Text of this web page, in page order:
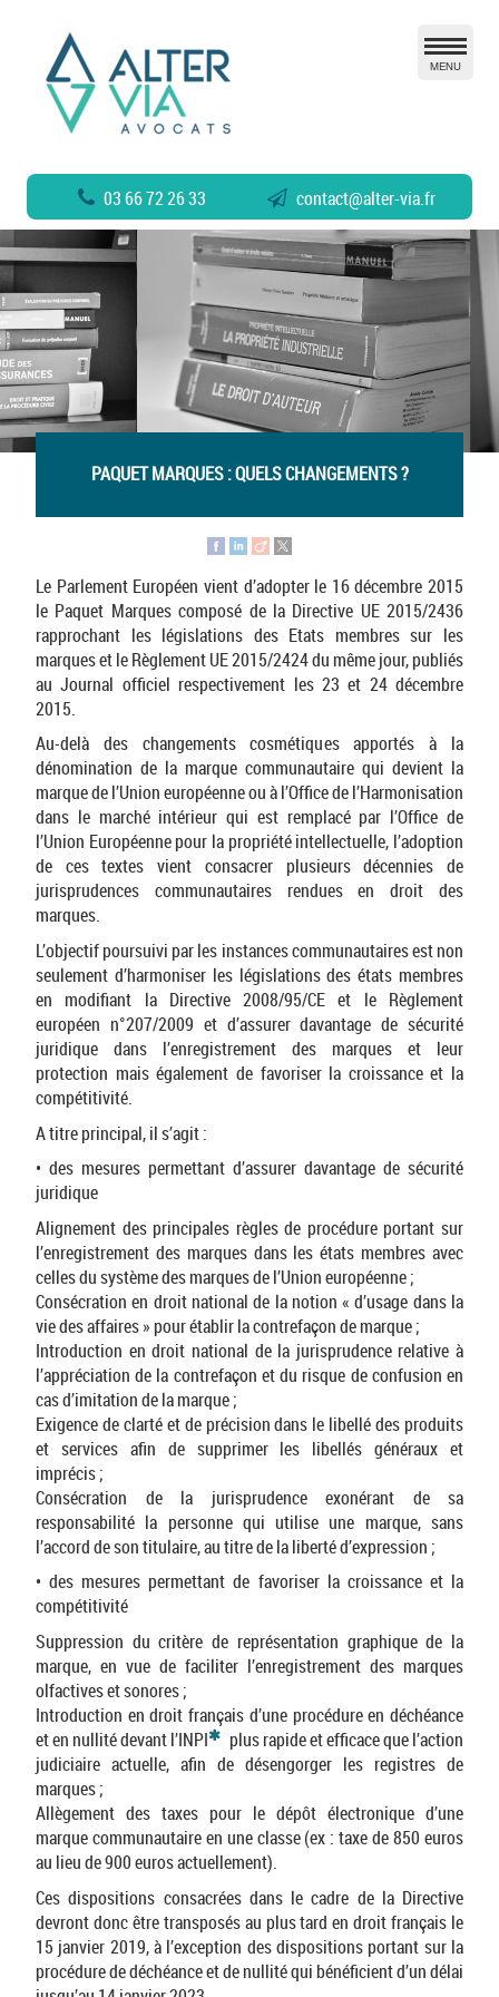
03 66 72 26 33 contact@alter-via.fr
MENU
PAQUET MARQUES : QUELS CHANGEMENTS ?
Le Parlement Européen vient d’adopter le 16 décembre 2015
le Paquet Marques composé de la Directive UE 2015/2436
rapprochant les législations des Etats membres sur les
marques et le Règlement UE 2015/2424 du même jour, publiés
au Journal officiel respectivement les 23 et 24 décembre
2015.
Au-delà des changements cosmétiques apportés à la
dénomination de la marque communautaire qui devient la
marque de l’Union européenne ou à l’Office de l’Harmonisation
dans le marché intérieur qui est remplacé par l’Office de
l’Union Européenne pour la propriété intellectuelle, l’adoption
de ces textes vient consacrer plusieurs décennies de
jurisprudences communautaires rendues en droit des
marques.
L’objectif poursuivi par les instances communautaires est non
seulement d’harmoniser les législations des états membres
en modifiant la Directive 2008/95/CE et le Règlement
européen n°207/2009 et d’assurer davantage de sécurité
juridique dans l’enregistrement des marques et leur
protection mais également de favoriser la croissance et la
compétitivité.
A titre principal, il s’agit :
• des mesures permettant d’assurer davantage de sécurité
juridique
Alignement des principales règles de procédure portant sur
l’enregistrement des marques dans les états membres avec
celles du système des marques de l’Union européenne ;
Consécration en droit national de la notion « d’usage dans la
vie des affaires » pour établir la contrefaçon de marque ;
Introduction en droit national de la jurisprudence relative à
l’appréciation de la contrefaçon et du risque de confusion en
cas d’imitation de la marque ;
Exigence de clarté et de précision dans le libellé des produits
et services afin de supprimer les libellés généraux et
imprécis ;
Consécration de la jurisprudence exonérant de sa
responsabilité la personne qui utilise une marque, sans
l’accord de son titulaire, au titre de la liberté d’expression ;
• des mesures permettant de favoriser la croissance et la
compétitivité
Suppression du critère de représentation graphique de la
marque, en vue de faciliter l’enregistrement des marques
olfactives et sonores ;
Introduction en droit français d’une procédure en déchéance
et en nullité devant l’INPI
plus rapide et efficace que l’action
judiciaire actuelle, afin de désengorger les registres de
marques ;
Allègement des taxes pour le dépôt électronique d’une
marque communautaire en une classe (ex : taxe de 850 euros
au lieu de 900 euros actuellement).
Ces dispositions consacrées dans le cadre de la Directive
devront donc être transposés au plus tard en droit français le
15 janvier 2019, à l’exception des dispositions portant sur la
procédure de déchéance et de nullité qui bénéficient d’un délai